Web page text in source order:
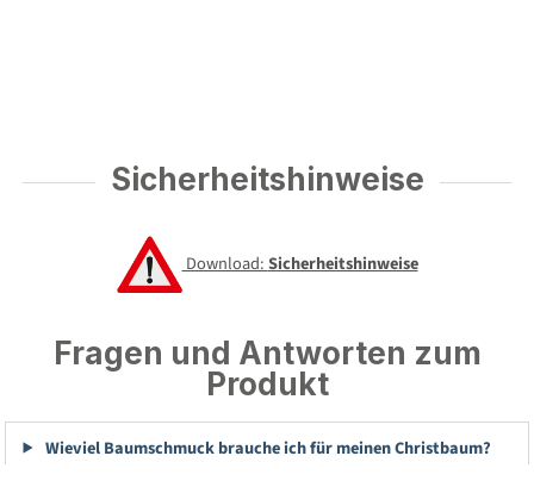
Sicherheitshinweise
Download:Sicherheitshinweise
Fragen und Antworten zum
Produkt
Wieviel Baumschmuck brauche ich für meinen Christbaum?